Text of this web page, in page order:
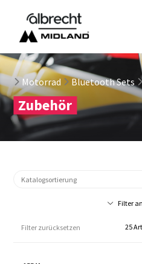
Motorrad Bluetooth Sets
Zubehör
Filter
Filter zurücksetzen 25